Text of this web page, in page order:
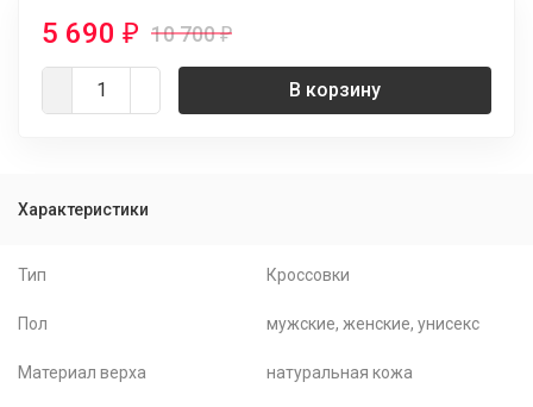
5 690 ₽ 10 700₽
В корзину
Характеристики
Тип Кроссовки
Пол мужские, женские, унисекс
Материал верха натуральная кожа